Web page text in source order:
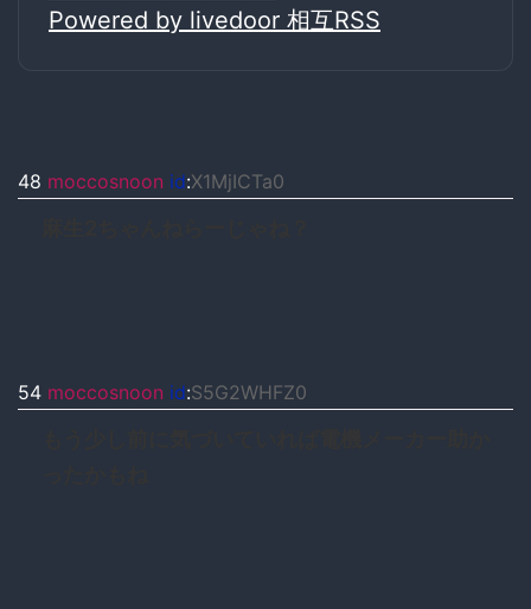
Powered by livedoor 相互RSS
48 moccosnoon id:X1MjICTa0
54 moccosnoon id:S5G2WHFZ0